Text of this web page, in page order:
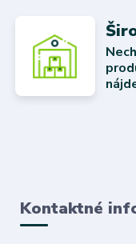
Kontaktné